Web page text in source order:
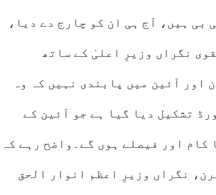
بی ہیں، آج ہی ان کو چارج دے دیا،
نگراں وزیرِ اعلیٰ کے ساتھ
اور آئین میں پابندی نہیں کہ وہ
تشکیل دیا گیا ہے جو آئین کے
اور فیصلے ہوں گے۔واضح رہے کہ
نگراں وزیرِ اعظم انوار الحق